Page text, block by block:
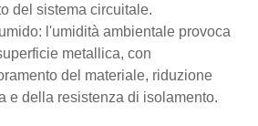
del sistema circuitale.
l'umidità ambientale provoca
metallica, con
del materiale, riduzione
e della resistenza di isolamento.